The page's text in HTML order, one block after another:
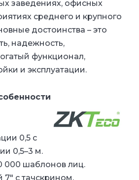
заведениях, офисных
среднего и крупного
достоинства – это
надежность,
функционал,
и эксплуатации.
0,5 с
0,5–3 м.
000 шаблонов лиц.
7" с тачскрином.